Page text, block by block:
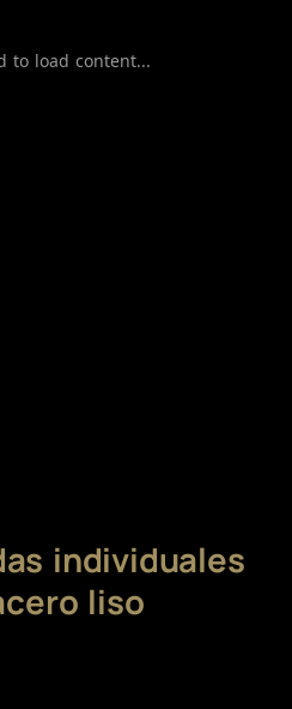
to load content...
individuales
liso